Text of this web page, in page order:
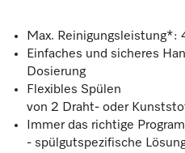
Max. Reinigungsleistung*:
Einfaches und sicheres
Dosierung
Flexibles Spülen
von 2 Draht- oder
Immer das richtige
- spülgutspezifische